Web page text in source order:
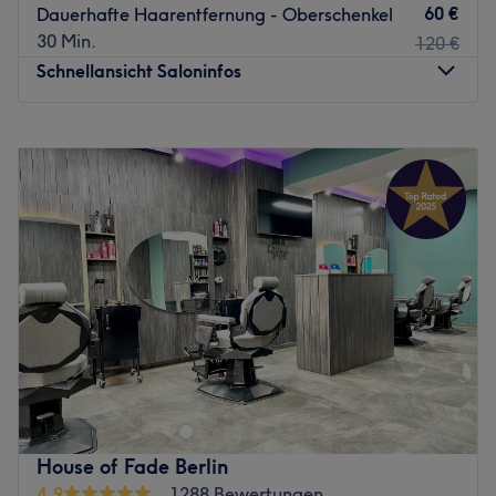
Bedürfnisse deiner Haut kennenzulernen und die
Behandlungen gezielt auf dich abzustimmen. Sie spricht
Deutsch, Bulgarisch und Türkisch.
Atmosphäre: Stylisch, modern, entspannt.
Expertise: Gesichts- und Körperbehandlungen,
Diodenlaser Haarentfernung.
Produkte und Produktmarken: Rosenthal.
Extras: Kostenloses WLAN und Getränke, kostenlose
Parkplätze, kinderfreundlich, Haustiere nicht erlaubt.
Zurück zur Salonansicht
Dauerhafte Haarentfernung - Oberschenkel
30 Min.
60 €
120 €
Schnellansicht Saloninfos
Dienstag
09:30–20:00
Mittwoch
09:30
20:00
Donnerstag
09:30–20:00
Freitag
09:30–20:00
Samstag
10:00–
Sonntag
Geschlossen
Bist du auch total genervt vom ständigen Rasieren und
möchtest einfach allzeitbereit sein für die Kurze-Hosen-
Saison? Dann solltest du dem BellaBrasil Waxingstudio -
Kieler Straße in Steglitz definitiv einen Besuch abstatten.
Deinen Termin bekommst du dafür jetzt supereinfach
online oder per App bei Treatwell!
House of Fade Berlin